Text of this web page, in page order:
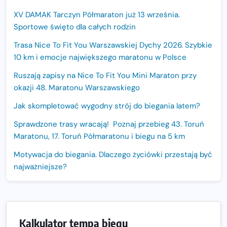
XV DAMAK Tarczyn Półmaraton już 13 września.
Sportowe święto dla całych rodzin
Trasa Nice To Fit You Warszawskiej Dychy 2026. Szybkie
10 km i emocje największego maratonu w Polsce
Ruszają zapisy na Nice To Fit You Mini Maraton przy
okazji 48. Maratonu Warszawskiego
Jak skompletować wygodny strój do biegania latem?
Sprawdzone trasy wracają! Poznaj przebieg 43. Toruń
Maratonu, 17. Toruń Półmaratonu i biegu na 5 km
Motywacja do biegania. Dlaczego życiówki przestają być
najważniejsze?
Kalkulator tempa biegu